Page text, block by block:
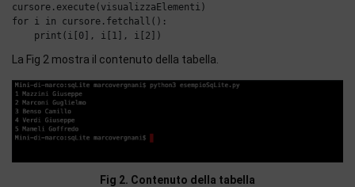
cursore.execute(visualizzaElementi)
for i in cursore.fetchall():
La Fig 2 mostra il contenuto della tabella.
Fig 2. Contenuto della tabella